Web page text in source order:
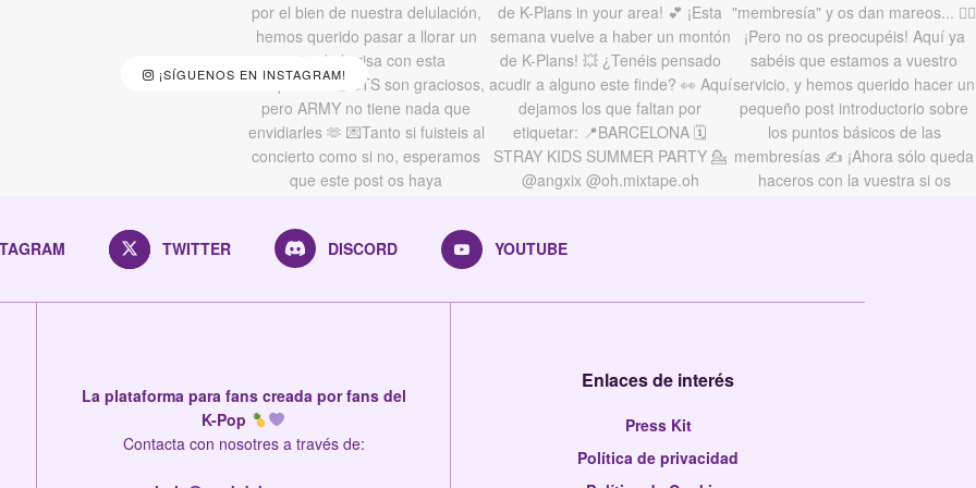
¡SÍGUENOS EN INSTAGRAM!
TWITTER DISCORD YOUTUBE
La plataforma para fans creada por fans del
K-Pop
Contacta con nosotres a través de:
Enlaces de interés
Press Kit
Política de privacidad